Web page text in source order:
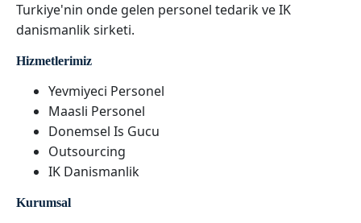
Turkiye'nin onde gelen personel tedarik ve IK
danismanlik sirketi.
Hizmetlerimiz
Yevmiyeci Personel
Maasli Personel
Donemsel Is Gucu
Outsourcing
IK Danismanlik
Kurumsal